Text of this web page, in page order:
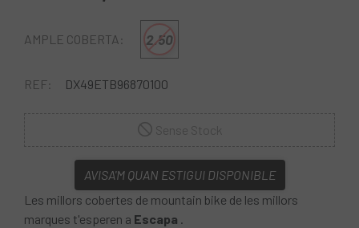
AMPLE COBERTA: 2.50
REF: DX49ETB96870100
AVISA'M QUAN ESTIGUI DISPONIBLE
Les millors cobertes de mountain bike de les millors
marques t'esperen a Escapa .